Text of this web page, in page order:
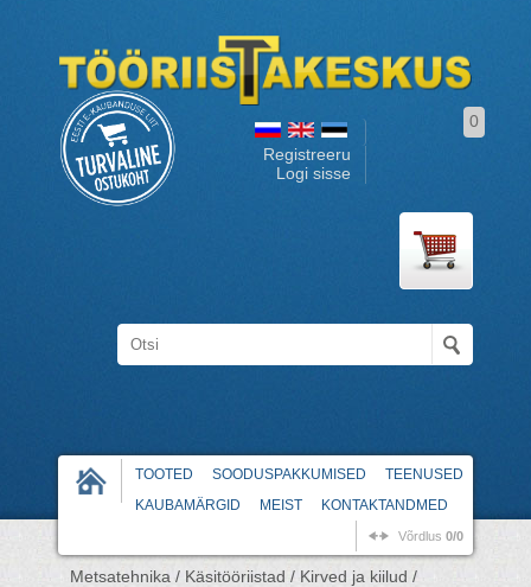
Registreeru
Logi sisse
0
TOOTED SOODUSPAKKUMISED
TEENUSED
KAUBAMÄRGID
MEIST KONTAKTANDMED
Võrdlus 0/0
Metsatehnika / Käsitööriistad / Kirved ja kiilud /